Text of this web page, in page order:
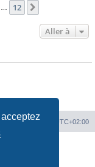
12
Aller à
Heures au format UTC+02:00